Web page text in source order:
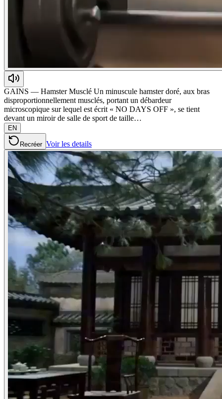
GAINS — Hamster Musclé Un minuscule hamster doré, aux bras
disproportionnellement musclés, portant un débardeur
microscopique sur lequel est écrit « NO DAYS OFF », se tient
devant un miroir de salle de sport de taille…
EN
Recréer Voir les details